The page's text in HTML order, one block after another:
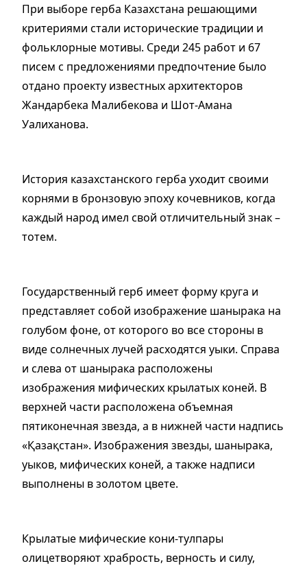
При выборе герба Казахстана решающими
критериями стали исторические традиции и
фольклорные мотивы. Среди 245 работ и 67
писем с предложениями предпочтение было
отдано проекту известных архитекторов
Жандарбека Малибекова и Шот-Амана
Уалиханова.
История казахстанского герба уходит своими
корнями в бронзовую эпоху кочевников, когда
каждый народ имел свой отличительный знак –
тотем.
Государственный герб имеет форму круга и
представляет собой изображение шанырака на
голубом фоне, от которого во все стороны в
виде солнечных лучей расходятся уыки. Справа
и слева от шанырака расположены
изображения мифических крылатых коней. В
верхней части расположена объемная
пятиконечная звезда, а в нижней части надпись
«Қазақстан». Изображения звезды, шанырака,
уыков, мифических коней, а также надписи
выполнены в золотом цвете.
Крылатые мифические кони-тулпары
олицетворяют храбрость, верность и силу,